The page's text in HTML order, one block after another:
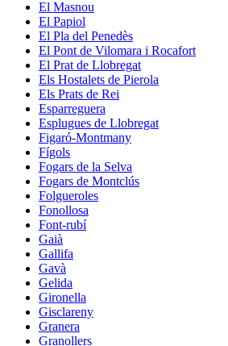
El Masnou
El Papiol
El Pla del Penedès
El Pont de Vilomara i Rocafort
El Prat de Llobregat
Els Hostalets de Pierola
Els Prats de Rei
Esparreguera
Esplugues de Llobregat
Figaró-Montmany
Fígols
Fogars de la Selva
Fogars de Montclús
Folgueroles
Fonollosa
Font-rubí
Gaià
Gallifa
Gavà
Gelida
Gironella
Gisclareny
Granera
Granollers